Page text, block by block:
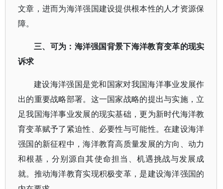
文章，进而为海洋强国建设提供根本性的人才资源保
障。
三、可为：海洋强国背景下海洋教育变革的现实
诉求
建设海洋强国是党和国家对我国海洋事业发展作
出的重要战略部署。这一国家战略的提出与实施，立
足我国海洋事业发展的现实基础，更为新时代海洋教
育变革赋予了紧迫性、必要性与可能性。在建设海洋
强国的新征程中，海洋教育高质量发展的方向、动力
和根基，分别源自其使命担当、机遇挑战与发展成
就。推动海洋教育实现积极变革，是建设海洋强国的